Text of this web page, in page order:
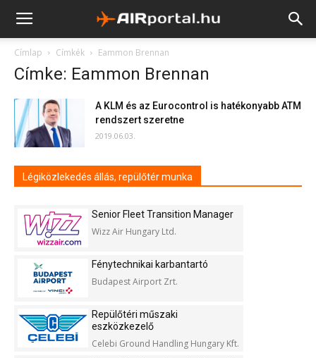
Címlap Címkék Eammon Brennan
Címke: Eammon Brennan
A KLM és az Eurocontrol is hatékonyabb ATM
rendszert szeretne
2019.06.03.
Légiközlekedés állás, repülőtér munka
Senior Fleet Transition Manager
Wizz Air Hungary Ltd.
Fénytechnikai karbantartó
Budapest Airport Zrt.
Repülőtéri műszaki
eszközkezelő
Celebi Ground Handling Hungary Kft.